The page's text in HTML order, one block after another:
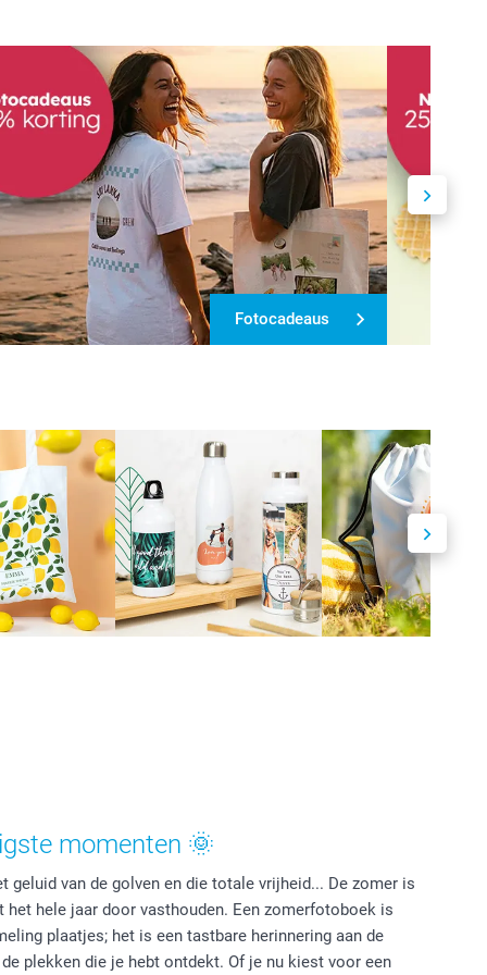
Fotocadeaus
momenten 🌞
geluid van de golven en die totale vrijheid... De zomer is
het hele jaar door vasthouden. Een zomerfotoboek is
plaatjes; het is een tastbare herinnering aan de
plekken die je hebt ontdekt. Of je nu kiest voor een